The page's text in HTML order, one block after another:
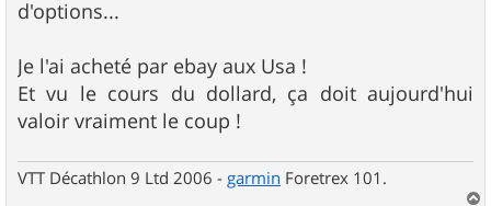
d'options...
Je l'ai acheté par ebay aux Usa !
Et vu le cours du dollard, ça doit aujourd'hui
valoir vraiment le coup !
VTT Décathlon 9 Ltd 2006 - garmin Foretrex 101.